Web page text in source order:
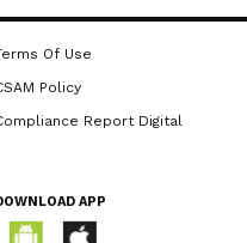
Of Use
Policy
Report Digital
APP